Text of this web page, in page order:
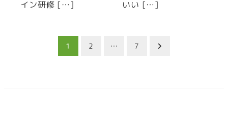
イン研修 […]
いい […]
1 2 … 7